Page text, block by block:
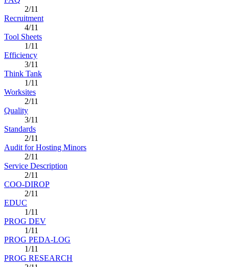
2/11
Recruitment
4/11
Tool Sheets
1/11
Efficiency
3/11
Think Tank
1/11
Worksites
2/11
Quality
3/11
Standards
2/11
Audit for Hosting Minors
2/11
Service Description
2/11
COO-DIROP
2/11
EDUC
1/11
PROG DEV
1/11
PROG PEDA-LOG
1/11
PROG RESEARCH